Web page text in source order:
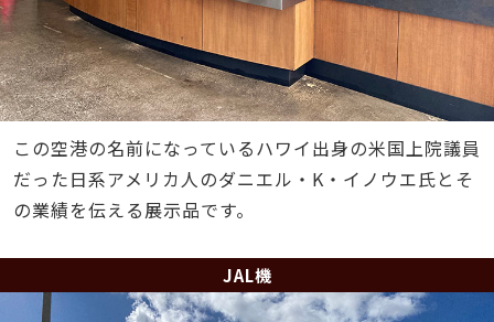
この空港の名前になっているハワイ出身の米国上院議員
だった日系アメリカ人のダニエル・K・イノウエ氏とそ
の業績を伝える展示品です。
JAL機